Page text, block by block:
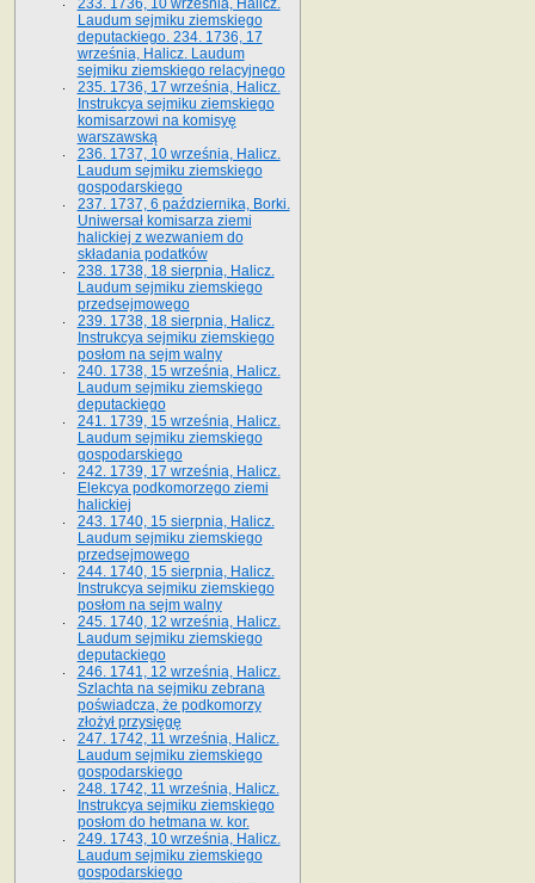
233. 1736, 10 września, Halicz.
Laudum sejmiku ziemskiego
deputackiego. 234. 1736, 17
września, Halicz. Laudum
sejmiku ziemskiego relacyjnego
235. 1736, 17 września, Halicz.
Instrukcya sejmiku ziemskiego
komisarzowi na komisyę
warszawską
236. 1737, 10 września, Halicz.
Laudum sejmiku ziemskiego
gospodarskiego
237. 1737, 6 października, Borki.
Uniwersał komisarza ziemi
halickiej z wezwaniem do
składania podatków
238. 1738, 18 sierpnia, Halicz.
Laudum sejmiku ziemskiego
przedsejmowego
239. 1738, 18 sierpnia, Halicz.
Instrukcya sejmiku ziemskiego
posłom na sejm walny
240. 1738, 15 września, Halicz.
Laudum sejmiku ziemskiego
deputackiego
241. 1739, 15 września, Halicz.
Laudum sejmiku ziemskiego
gospodarskiego
242. 1739, 17 września, Halicz.
Elekcya podkomorzego ziemi
halickiej
243. 1740, 15 sierpnia, Halicz.
Laudum sejmiku ziemskiego
przedsejmowego
244. 1740, 15 sierpnia, Halicz.
Instrukcya sejmiku ziemskiego
posłom na sejm walny
245. 1740, 12 września, Halicz.
Laudum sejmiku ziemskiego
deputackiego
246. 1741, 12 września, Halicz.
Szlachta na sejmiku zebrana
poświadcza, że podkomorzy
złożył przysięgę
247. 1742, 11 września, Halicz.
Laudum sejmiku ziemskiego
gospodarskiego
248. 1742, 11 września, Halicz.
Instrukcya sejmiku ziemskiego
posłom do hetmana w. kor.
249. 1743, 10 września, Halicz.
Laudum sejmiku ziemskiego
gospodarskiego